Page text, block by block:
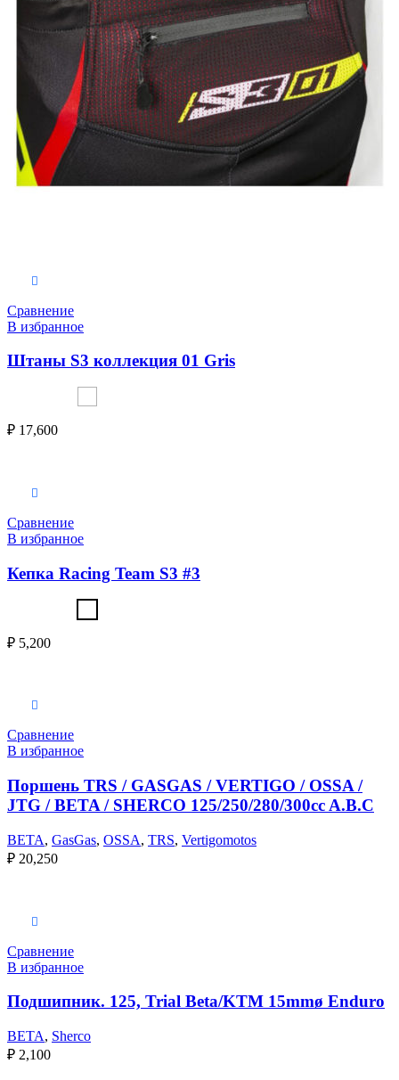
Сравнение
В избранное
Штаны S3 коллекция 01 Gris
₽ 17,600
Сравнение
В избранное
Кепка Racing Team S3 #3
₽ 5,200
Сравнение
В избранное
Поршень TRS / GASGAS / VERTIGO / OSSA /
JTG / BETA / SHERCO 125/250/280/300cc A.B.C
BETA, GasGas, OSSA, TRS, Vertigomotos
₽ 20,250
Сравнение
В избранное
Подшипник. 125, Trial Beta/KTM 15mmø Enduro
BETA, Sherco
₽ 2,100